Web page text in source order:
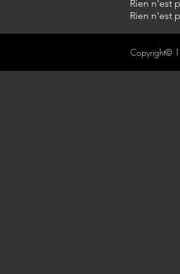
Rien n'est
Rien n'est
Copyright©